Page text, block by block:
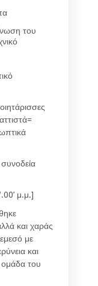
του
μ.μ.]
και χαράς
με
και
ομάδα του